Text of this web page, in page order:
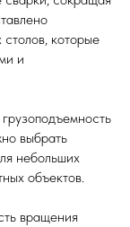
которые
и
выбрать
небольших
объектов.
вращения